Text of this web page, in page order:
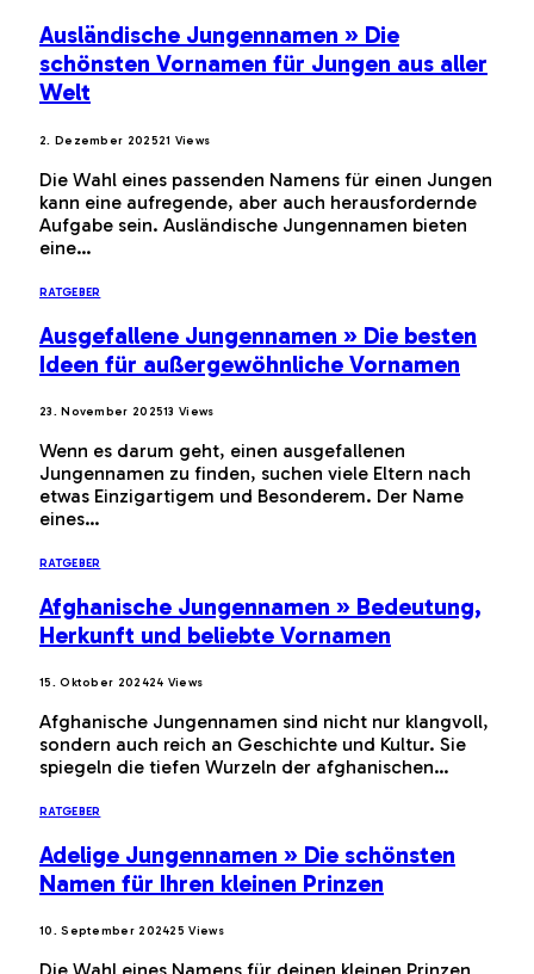
Ausländische Jungennamen » Die
schönsten Vornamen für Jungen aus aller
Welt
2. Dezember 202521 Views
Die Wahl eines passenden Namens für einen Jungen
kann eine aufregende, aber auch herausfordernde
Aufgabe sein. Ausländische Jungennamen bieten
eine…
RATGEBER
Ausgefallene Jungennamen » Die besten
Ideen für außergewöhnliche Vornamen
23. November 202513Views
Wenn es darum geht, einen ausgefallenen
Jungennamen zu finden, suchen viele Eltern nach
etwas Einzigartigem und Besonderem. Der Name
eines…
RATGEBER
Afghanische Jungennamen » Bedeutung,
Herkunft und beliebte Vornamen
15. Oktober 202424 Views
Afghanische Jungennamen sind nicht nur klangvoll,
sondern auch reich an Geschichte und Kultur. Sie
spiegeln die tiefen Wurzeln der afghanischen…
RATGEBER
Adelige Jungennamen » Die schönsten
Namen für Ihren kleinen Prinzen
10. September 202425Views